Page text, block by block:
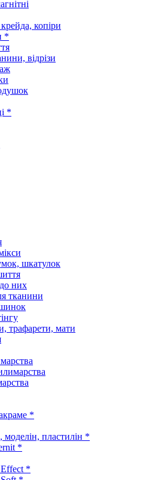
копіри
*
відрізи
*
шкатулок
них
тканини
трафарети, мати
*
моделін, пластилін *
*
*